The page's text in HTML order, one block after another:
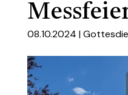
08.10.2024 |